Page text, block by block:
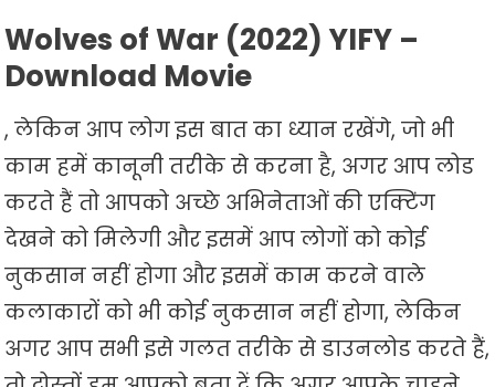
Wolves of War (2022) YIFY –
Download Movie
, लेकिन आप लोग इस बात का ध्यान रखेंगे, जो भी
काम हमें कानूनी तरीके से करना है, अगर आप लोड
करते हैं तो आपको अच्छे अभिनेताओं की एक्टिंग
देखने को मिलेगी और इसमें आप लोगों को कोई
नुकसान नहीं होगा और इसमें काम करने वाले
कलाकारों को भी कोई नुकसान नहीं होगा, लेकिन
अगर आप सभी इसे गलत तरीके से डाउनलोड करते हैं,